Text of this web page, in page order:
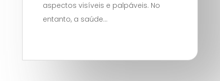
aspectos visíveis e palpáveis. No
entanto, a saúde...